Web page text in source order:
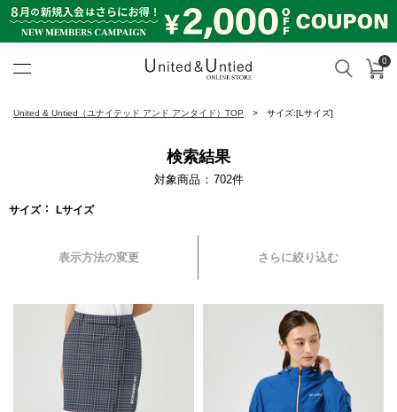
検索 カ
0
United & Untied（ユナイテッド アンド アンタイド）TOP サイズ:[Lサイズ]
検索結果
対象商品 702件
サイズ Lサイズ
表示方法の変更 さらに絞り込む